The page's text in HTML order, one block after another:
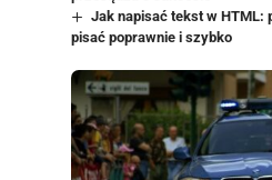
Jak napisać tekst w HTML:
pisać poprawnie i szybko